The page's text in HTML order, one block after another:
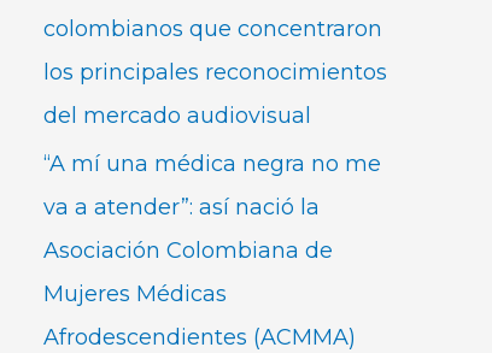
colombianos que concentraron
los principales reconocimientos
del mercado audiovisual
“A mí una médica negra no me
va a atender”: así nació la
Asociación Colombiana de
Mujeres Médicas
Afrodescendientes (ACMMA)